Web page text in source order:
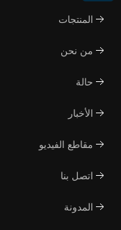
المنتجات
من نحن
حالة
الأخبار
مقاطع الفيديو
اتصل بنا
المدونة